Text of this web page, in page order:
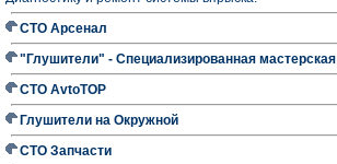
СТО Арсенал
"Глушители" - Специализированная мастерская
СТО AvtoTOP
Глушители на Окружной
СТО Запчасти